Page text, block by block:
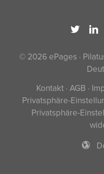
© 2026 ePages ·
Kontakt· AGB ·
Privatsphäre-
Privatsphäre-